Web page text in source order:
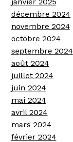
décembre 2024
novembre 2024
octobre 2024
septembre 2024
août 2024
juillet 2024
juin 2024
mai 2024
avril 2024
mars 2024
février 2024